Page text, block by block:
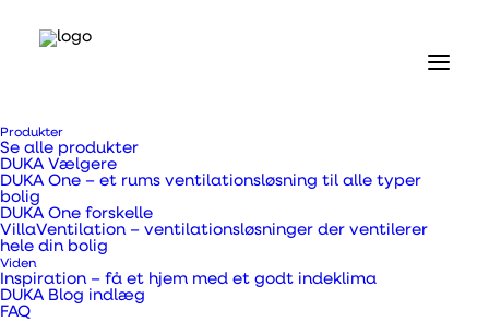
Produkter
Se alle produkter
DUKA Vælgere
DUKA One – et rums ventilationsløsning til alle typer
bolig
DUKA One forskelle
VillaVentilation – ventilationsløsninger der ventilerer
hele din bolig
Viden
Inspiration – få et hjem med et godt indeklima
DUKA Blog indlæg
FAQ
Forside
Produkter
Ventilatorer og tilbehør
MAO2 L TH Vinduesventilator